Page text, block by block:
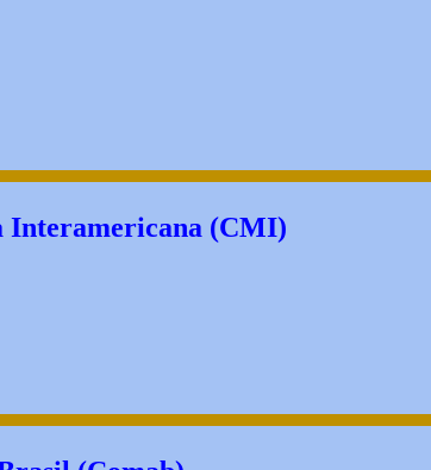
Interamericana (CMI)